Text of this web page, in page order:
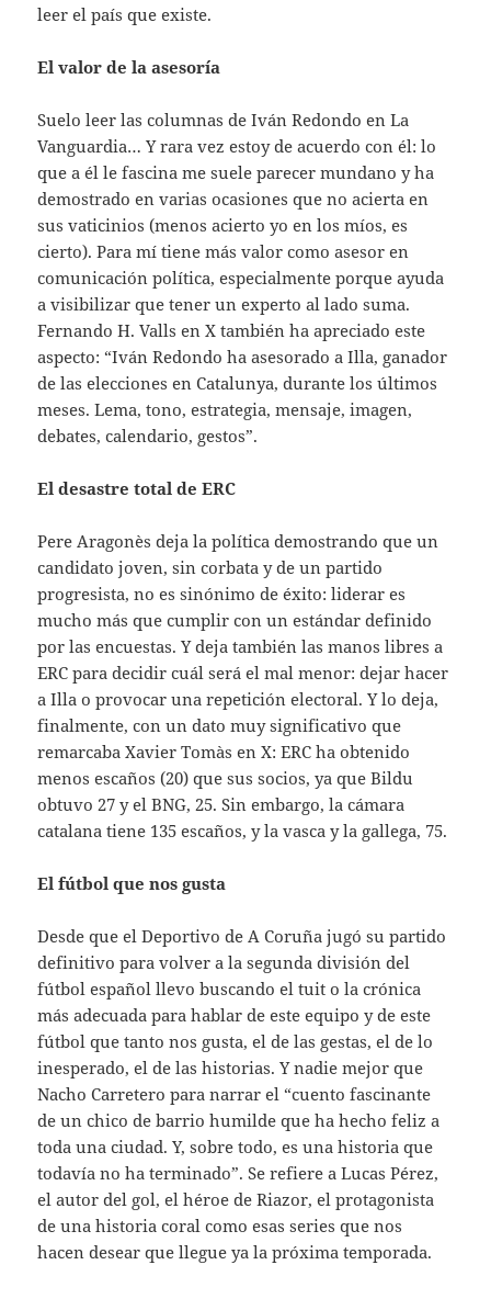
leer el país que existe.
El valor de la asesoría
Suelo leer las columnas de Iván Redondo en La
Vanguardia… Y rara vez estoy de acuerdo con él: lo
que a él le fascina me suele parecer mundano y ha
demostrado en varias ocasiones que no acierta en
sus vaticinios (menos acierto yo en los míos, es
cierto). Para mí tiene más valor como asesor en
comunicación política, especialmente porque ayuda
a visibilizar que tener un experto al lado suma.
Fernando H. Valls en X también ha apreciado este
aspecto: “Iván Redondo ha asesorado a Illa, ganador
de las elecciones en Catalunya, durante los últimos
meses. Lema, tono, estrategia, mensaje, imagen,
debates, calendario, gestos”.
El desastre total de ERC
Pere Aragonès deja la política demostrando que un
candidato joven, sin corbata y de un partido
progresista, no es sinónimo de éxito: liderar es
mucho más que cumplir con un estándar definido
por las encuestas. Y deja también las manos libres a
ERC para decidir cuál será el mal menor: dejar hacer
a Illa o provocar una repetición electoral. Y lo deja,
finalmente, con un dato muy significativo que
remarcaba Xavier Tomàs en X: ERC ha obtenido
menos escaños (20) que sus socios, ya que Bildu
obtuvo 27 y el BNG, 25. Sin embargo, la cámara
catalana tiene 135 escaños, y la vasca y la gallega, 75.
El fútbol que nos gusta
Desde que el Deportivo de A Coruña jugó su partido
definitivo para volver a la segunda división del
fútbol español llevo buscando el tuit o la crónica
más adecuada para hablar de este equipo y de este
fútbol que tanto nos gusta, el de las gestas, el de lo
inesperado, el de las historias. Y nadie mejor que
Nacho Carretero para narrar el “cuento fascinante
de un chico de barrio humilde que ha hecho feliz a
toda una ciudad. Y, sobre todo, es una historia que
todavía no ha terminado”. Se refiere a Lucas Pérez,
el autor del gol, el héroe de Riazor, el protagonista
de una historia coral como esas series que nos
hacen desear que llegue ya la próxima temporada.